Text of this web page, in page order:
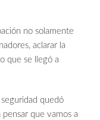
no solamente
aclarar la
que se llegó a
quedó
pensar que vamos a